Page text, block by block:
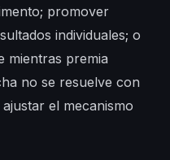
promover
individuales; o
mientras premia
no se resuelve con
el mecanismo